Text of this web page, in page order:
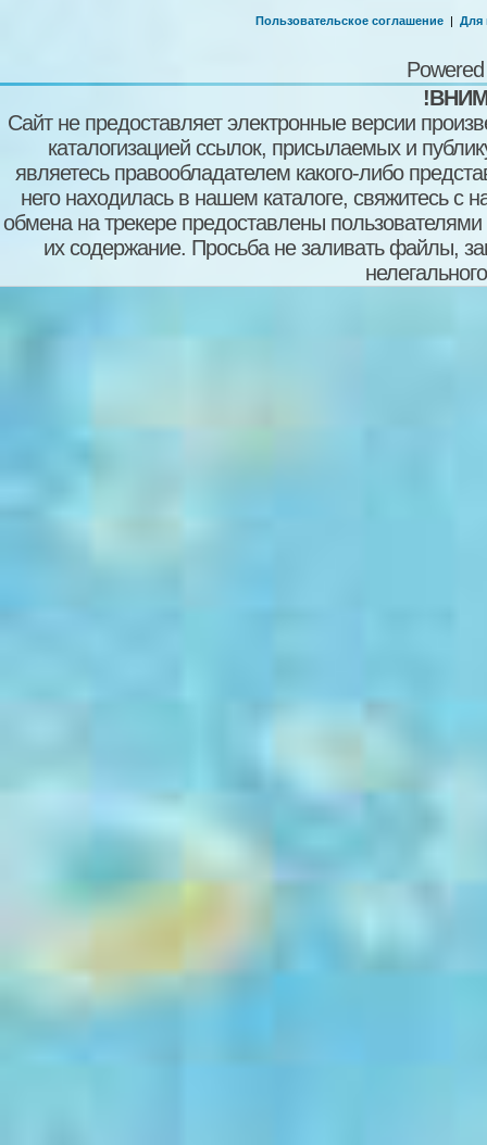
Пользовательское соглашение | Для
Сайт не предоставляет электронные версии
каталогизацией ссылок, присылаемых и
являетесь правообладателем какого-либо
него находилась в нашем каталоге, свяжитесь
обмена на трекере предоставлены пользователями
их содержание. Просьба не заливать файлы,